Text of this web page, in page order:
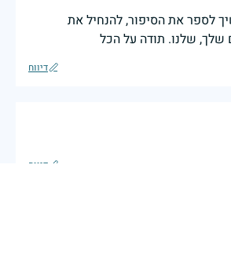
לספר את הסיפור, להנחיל את
שלך, שלנו. תודה על הכל
דיווח
דיווח